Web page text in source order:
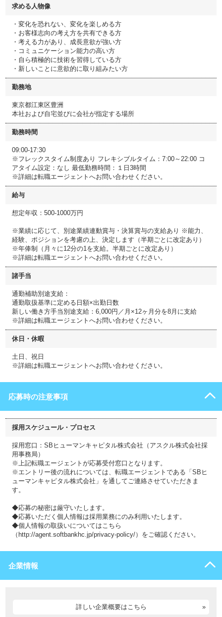
求める人物像
・変化を恐れない、変化を楽しめる方
・お客様志向の考え方を共有できる方
・考える力があり、成長意欲が強い方
・コミュニケーション能力の高い方
・自ら積極的に技術を習得している方
・新しいことに意欲的に取り組みたい方
勤務地
東京都江東区豊洲
本社および自宅並びに会社が指定する場所
勤務時間
09:00-17:30
※フレックスタイム制度あり フレキシブルタイム：7:00～22:00 コ
アタイム設定：なし 最低勤務時間：１日3時間
※詳細は転職エージェントへお問い合わせください。
給与
想定年収：500-1000万円
※業績に応じて、別途業績連動賞与・決算賞与の支給あり ※能力、
経験、ポジションを考慮の上、決定します（半期ごとに改定あり）
※年俸制（月々に12分の1を支給。半期ごとに改定あり）
※詳細は転職エージェントへお問い合わせください。
諸手当
通勤補助別途支給：
通勤取扱基準に定める日額×出勤日数
新しい働き方手当別途支給：6,000円／月×12ヶ月分を8月に支給
※詳細は転職エージェントへお問い合わせください。
休日・休暇
土日、祝日
※詳細は転職エージェントへお問い合わせください。
応募時の注意事項
採用スケジュール・プロセス
採用窓口：SBヒューマンキャピタル株式会社（アスクル株式会社採
用事務局）
※上記転職エージェントが応募受付窓口となります。
※エントリー後の流れについては、転職エージェントである「SBヒ
ューマンキャピタル株式会社」を通してご連絡させていただきま
す。
◆応募の秘密は厳守いたします。
◆応募いただく個人情報は採用業務にのみ利用いたします。
◆個人情報の取扱いについてはこちら
（http://agent.softbankhc.jp/privacy-policy/）をご確認ください。
企業情報
詳しい企業概要はこちら